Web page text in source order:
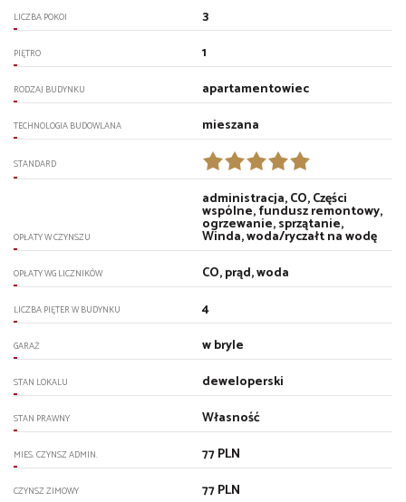
LICZBA POKOI 3
PIĘTRO 1
RODZAJ BUDYNKU apartamentowiec
TECHNOLOGIA BUDOWLANA mieszana
STANDARD
OPŁATY W CZYNSZU
administracja, CO, Części
wspólne, fundusz remontowy,
ogrzewanie, sprzątanie,
Winda, woda/ryczałt na wodę
OPŁATY WG LICZNIKÓW CO, prąd, woda
LICZBA PIĘTER W BUDYNKU 4
GARAŻ w bryle
STAN LOKALU deweloperski
STAN PRAWNY Własność
MIES. CZYNSZ ADMIN. 77 PLN
CZYNSZ ZIMOWY 77 PLN